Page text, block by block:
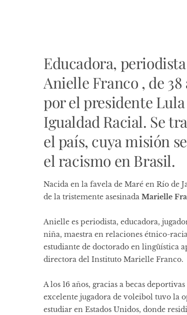
Educadora,
Anielle Franco , de 38
por el presidente
Igualdad Racial. Se
el país, cuya misión
el racismo en Brasil.
Nacida en la favela de Maré en Río de
de la tristemente asesinada Marielle
Anielle es periodista, educadora,
niña, maestra en relaciones étnico-
estudiante de doctorado en lingüística
directora del Instituto Marielle Franco.
A los 16 años, gracias a becas
excelente jugadora de voleibol tuvo la
estudiar en Estados Unidos, donde